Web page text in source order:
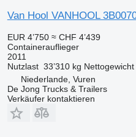
Van Hool VANHOOL
EUR 4’750 ≈ CHF 4’439
Containerauflieger
2011
Nutzlast 33’310 kg Nettogewicht
Niederlande, Vuren
De Jong Trucks & Trailers
Verkäufer kontaktieren